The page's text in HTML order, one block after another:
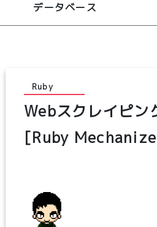
データベース
Ruby
Webスクレイピン
[Ruby